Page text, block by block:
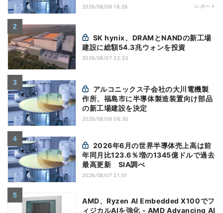
2026/08/06 18:26 レポート
建設に総額54.3兆ウォンを投資
2026/08/07 22:53
作所、福島市に半導体製造装置向け部品
の新工場建設を決定
2026/08/06 06:30
年同月比123.6％増の1345億ドルで過去
最高更新 SIA調べ
2026/08/07 21:01
AMD、Ryzen AI Embedded X100でフ
ィジカルAIを強化 - AMD Advancing AI